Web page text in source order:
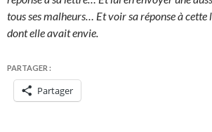
tous ses malheurs… Et voir sa réponse à
dont elle avait envie.
PARTAGER :
Partager